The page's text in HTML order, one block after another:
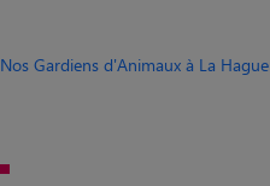
Nos Gardiens d'Animaux à La Hague